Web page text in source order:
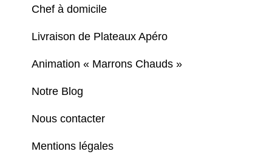
Chef à domicile
Livraison de Plateaux Apéro
Animation « Marrons Chauds »
Notre Blog
Nous contacter
Mentions légales